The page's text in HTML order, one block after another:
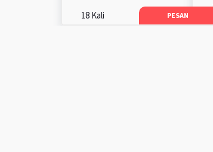
18 Kali PESAN